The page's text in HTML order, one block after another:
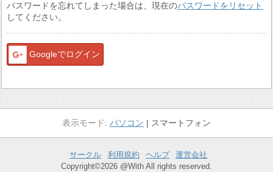
パスワードを忘れてしまった場合は、現在のパスワードをリセット
してください。
Googleでログイン
パソコン スマートフォン
サークル 利用規約 ヘルプ
運営会社
Copyright©2026 @With All rights reserved.